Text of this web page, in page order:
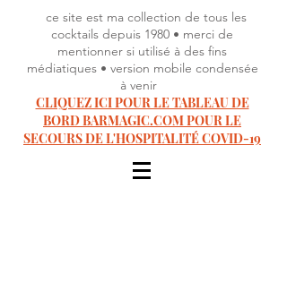
ce site est ma collection de tous les
cocktails depuis 1980 • merci de
mentionner si utilisé à des fins
médiatiques • version mobile condensée
à venir
CLIQUEZ ICI POUR LE TABLEAU DE
BORD BARMAGIC.COM POUR LE
SECOURS DE L'HOSPITALITÉ COVID-19